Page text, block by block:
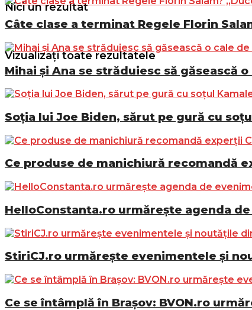
Nici un rezultat
Vizualizați toate rezultatele
Câte clase a terminat Regele Florin
Mihai și Ana se străduiesc să găsească
Soția lui Joe Biden, sărut pe gură cu
Ce produse de manichiură recomandă
HelloConstanta.ro urmărește agenda
StiriCJ.ro urmărește evenimentele și
Ce se întâmplă în Brașov: BVON.ro